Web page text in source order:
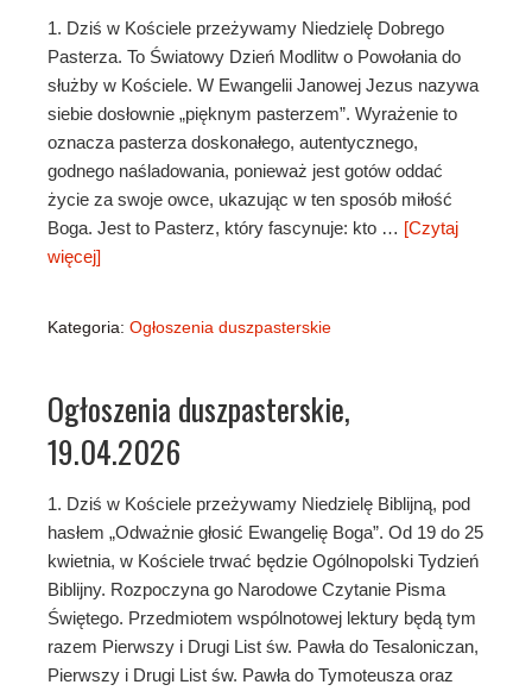
1. Dziś w Kościele przeżywamy Niedzielę Dobrego
Pasterza. To Światowy Dzień Modlitw o Powołania do
służby w Kościele. W Ewangelii Janowej Jezus nazywa
siebie dosłownie „pięknym pasterzem”. Wyrażenie to
oznacza pasterza doskonałego, autentycznego,
godnego naśladowania, ponieważ jest gotów oddać
życie za swoje owce, ukazując w ten sposób miłość
Boga. Jest to Pasterz, który fascynuje: kto … [Czytaj
więcej]
Kategoria: Ogłoszenia duszpasterskie
Ogłoszenia duszpasterskie,
19.04.2026
1. Dziś w Kościele przeżywamy Niedzielę Biblijną, pod
hasłem „Odważnie głosić Ewangelię Boga”. Od 19 do 25
kwietnia, w Kościele trwać będzie Ogólnopolski Tydzień
Biblijny. Rozpoczyna go Narodowe Czytanie Pisma
Świętego. Przedmiotem wspólnotowej lektury będą tym
razem Pierwszy i Drugi List św. Pawła do Tesaloniczan,
Pierwszy i Drugi List św. Pawła do Tymoteusza oraz